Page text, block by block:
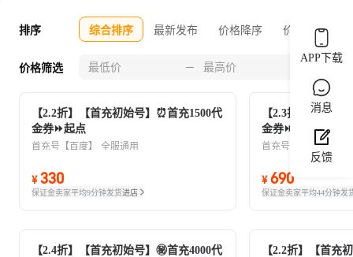
APP下载
消息
反馈
排序 综合排序 最新发布 价格降序 价格升序
价格筛选 0-30
【2.2折】【首充初始号】⏰首充1500代
金券⏩起点
首充号【百度】 全服通用
¥ 330
保证金卖家平均9分钟发货进店
【2.3折】【首充
金券⏩布叮
首充号【百度】
¥ 690
保证金卖家平均44分钟发
【2.4折】【首充初始号】㊙️首充4000代
【2.2折】【首充